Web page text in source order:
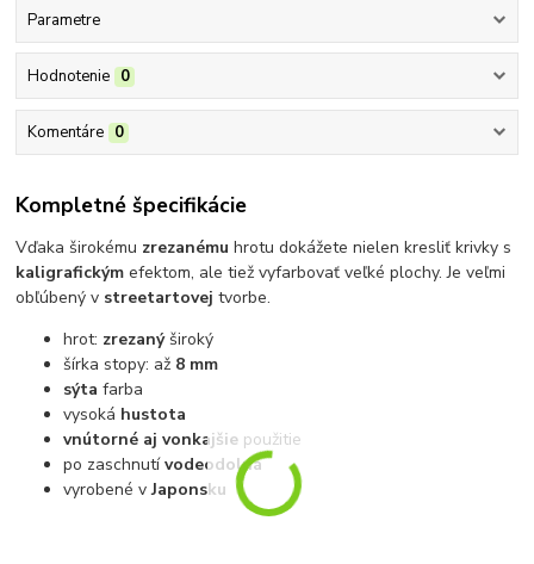
Parametre
Hodnotenie 0
Komentáre 0
Kompletné špecifikácie
Vďaka širokému zrezanémuhrotu dokážete nielen kresliť krivky s
kaligrafickýmefektom, ale tiež vyfarbovať veľké plochy. Je veľmi
obľúbený v streetartovejtvorbe.
hrot: zrezaný široký
šírka stopy: až 8 mm
sýtafarba
vysoká hustota
vnútorné aj vonkajšie použitie
po zaschnutívodeodolná
vyrobené vJaponsku